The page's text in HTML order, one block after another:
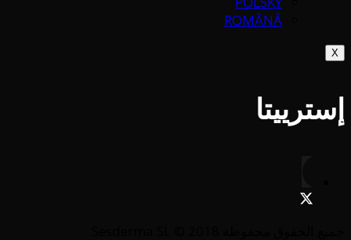
ROMÂNĂ
X
إسترييتا